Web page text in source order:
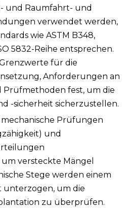
und Raumfahrt- und
verwendet werden,
wie ASTM B348,
5832-Reihe entsprechen.
für die
Anforderungen an
fest, um die
-sicherheit sicherzustellen.
Prüfungen
und
versteckte Mängel
Stege werden einem
unterzogen, um die
zu überprüfen.